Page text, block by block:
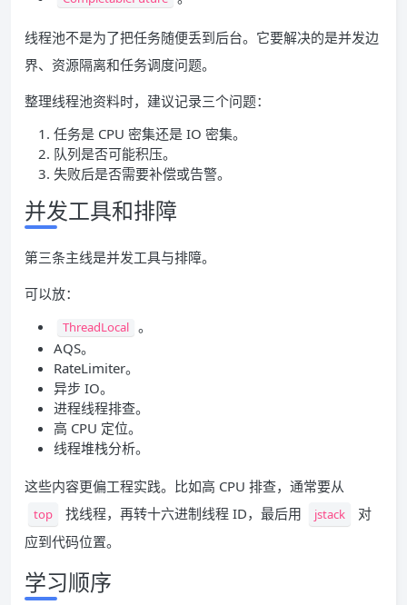
线程池不是为了把任务随便丢到后台。它要解决的是并发边
界、资源隔离和任务调度问题。
整理线程池资料时，建议记录三个问题：
任务是 CPU 密集还是 IO 密集。
队列是否可能积压。
失败后是否需要补偿或告警。
并发工具和排障
第三条主线是并发工具与排障。
可以放：
ThreadLocal 。
AQS。
RateLimiter。
异步 IO。
进程线程排查。
高 CPU 定位。
线程堆栈分析。
这些内容更偏工程实践。比如高 CPU 排查，通常要从
top 找线程，再转十六进制线程 ID，最后用 jstack
对
应到代码位置。
学习顺序